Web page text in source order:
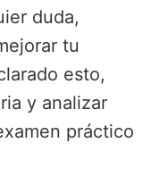
duda,
tu
esto,
y analizar
práctico